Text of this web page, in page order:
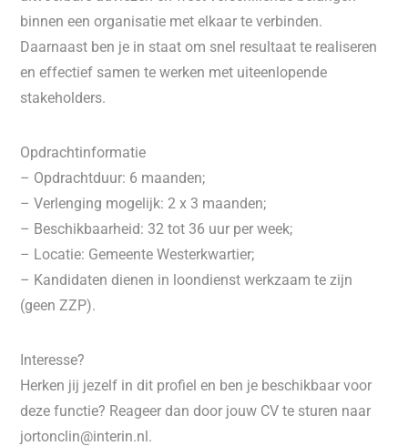
binnen een organisatie met elkaar te verbinden.
Daarnaast ben je in staat om snel resultaat te realiseren
en effectief samen te werken met uiteenlopende
stakeholders.
Opdrachtinformatie
– Opdrachtduur: 6 maanden;
– Verlenging mogelijk: 2 x 3 maanden;
– Beschikbaarheid: 32 tot 36 uur per week;
– Locatie: Gemeente Westerkwartier;
– Kandidaten dienen in loondienst werkzaam te zijn
(geen ZZP).
Interesse?
Herken jij jezelf in dit profiel en ben je beschikbaar voor
deze functie? Reageer dan door jouw CV te sturen naar
jortonclin@interin.nl.